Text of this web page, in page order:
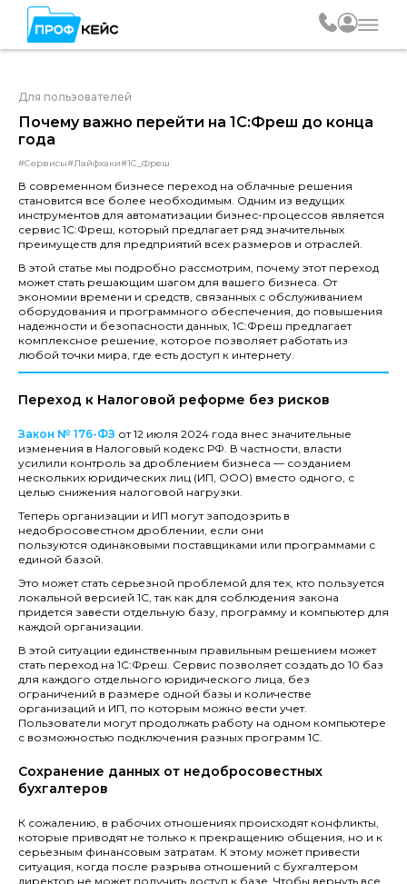
Для пользователей
Почему важно перейти на 1С:Фреш до конца
года
#Сервисы#Лайфхаки#1С_Фреш
В современном бизнесе переход на облачные решения
становится все более необходимым. Одним из ведущих
инструментов для автоматизации бизнес-процессов является
сервис 1С:Фреш, который предлагает ряд значительных
преимуществ для предприятий всех размеров и отраслей.
В этой статье мы подробно рассмотрим, почему этот переход
может стать решающим шагом для вашего бизнеса. От
экономии времени и средств, связанных с обслуживанием
оборудования и программного обеспечения, до повышения
надежности и безопасности данных, 1С:Фреш предлагает
комплексное решение, которое позволяет работать из
любой точки мира, где есть доступ к интернету.
Переход к Налоговой реформе без рисков
Закон № 176-ФЗ от 12 июля 2024 года внес значительные
изменения в Налоговый кодекс РФ. В частности, власти
усилили контроль за дроблением бизнеса — созданием
нескольких юридических лиц (ИП, ООО) вместо одного, с
целью снижения налоговой нагрузки.
Теперь организации и ИП могут заподозрить в
недобросовестном дроблении, если они
пользуются одинаковыми поставщиками или программами с
единой базой.
Это может стать серьезной проблемой для тех, кто пользуется
локальной версией 1С, так как для соблюдения закона
придется завести отдельную базу, программу и компьютер для
каждой организации.
В этой ситуации единственным правильным решением может
стать переход на 1С:Фреш. Сервис позволяет создать до 10 баз
для каждого отдельного юридического лица, без
ограничений в размере одной базы и количестве
организаций и ИП, по которым можно вести учет.
Пользователи могут продолжать работу на одном компьютере
с возможностью подключения разных программ 1С.
Сохранение данных от недобросовестных
бухгалтеров
К сожалению, в рабочих отношениях происходят конфликты,
которые приводят не только к прекращению общения, но и к
серьезным финансовым затратам. К этому может привести
ситуация, когда после разрыва отношений с бухгалтером
директор не может получить доступ к базе. Чтобы вернуть все